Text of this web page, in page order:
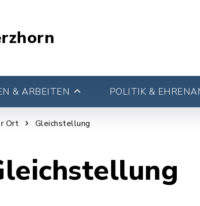
& ARBEITEN POLITIK &
Ort Gleichstellung